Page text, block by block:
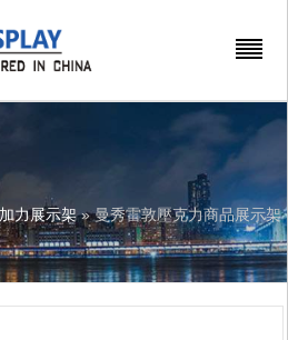
力展示架» 曼秀雷敦壓克力商品展示架